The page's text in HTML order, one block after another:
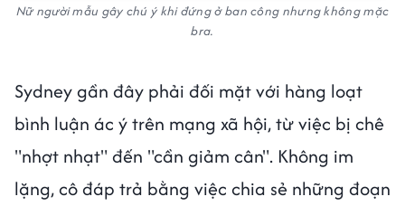
Nữ người mẫu gây chú ý khi đứng ở ban công nhưng không mặc
bra.
Sydney gần đây phải đối mặt với hàng loạt
bình luận ác ý trên mạng xã hội, từ việc bị chê
"nhợt nhạt" đến "cần giảm cân". Không im
lặng, cô đáp trả bằng việc chia sẻ những đoạn